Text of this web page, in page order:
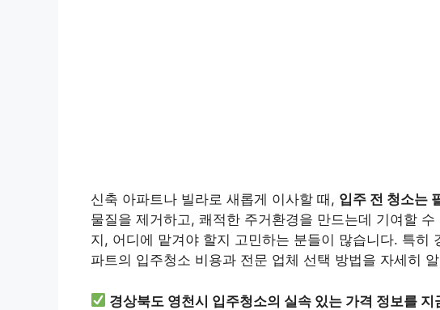
신축 아파트나 빌라로 새롭게 이사할 때, 입주 전 청소는
물질을 제거하고, 쾌적한 주거환경을 만드는데 기여할
지, 어디에 맡겨야 할지 고민하는 분들이 많습니다. 특히
파트의 입주청소 비용과 전문 업체 선택 방법을 자세히
경상북도 영천시 입주청소의 실속 있는 가격 정보를 지